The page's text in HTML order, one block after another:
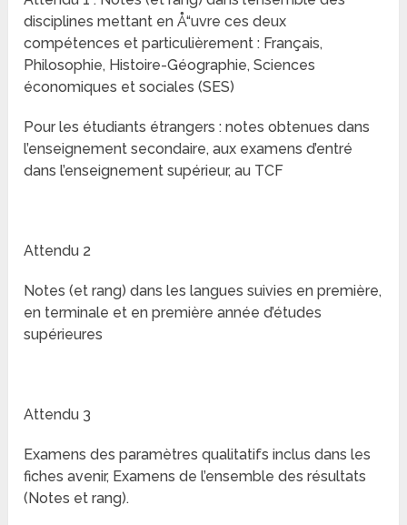
disciplines mettant en Å“uvre ces deux
compétences et particulièrement : Français,
Philosophie, Histoire-Géographie, Sciences
économiques et sociales (SES)
Pour les étudiants étrangers : notes obtenues dans
l’enseignement secondaire, aux examens d’entré
dans l’enseignement supérieur, au TCF
Attendu 2
Notes (et rang) dans les langues suivies en première,
en terminale et en première année d’études
supérieures
Attendu 3
Examens des paramètres qualitatifs inclus dans les
fiches avenir, Examens de l’ensemble des résultats
(Notes et rang).